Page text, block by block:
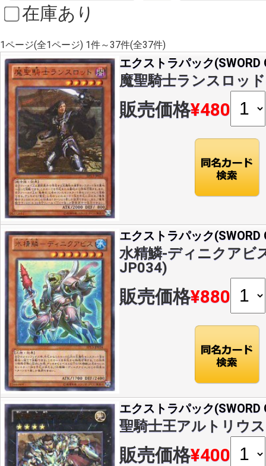
在庫あり
1ページ(全1ページ) 1件～37件(全37件)
エクストラパック(SWORD
魔聖騎士ランスロッ
販売価格¥480
エクストラパック(SWORD
水精鱗-ディニクアビ
JP034)
販売価格¥880
エクストラパック(SWORD
聖騎士王アルトリウ
販売価格¥400